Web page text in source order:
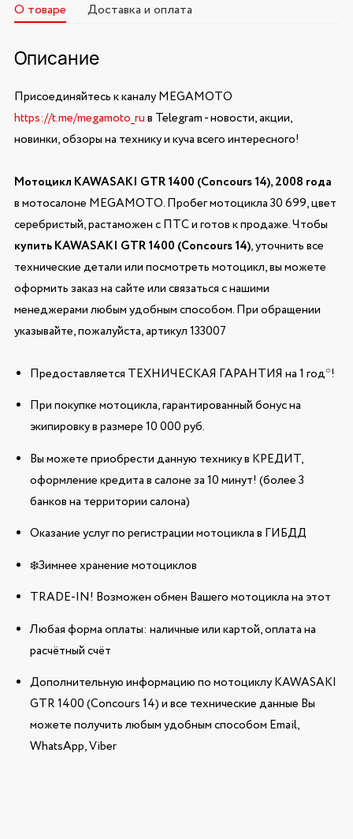
О товаре Доставка и оплата
Описание
Присоединяйтесь к каналу MEGAMOTO
https://t.me/megamoto_ruв Telegram - новости, акции,
новинки, обзоры на технику и куча всего интересного!
Мотоцикл KAWASAKI GTR 1400 (Concours 14), 2008 года
в мотосалоне MEGAMOTO. Пробег мотоцикла 30 699, цвет
серебристый, растаможен с ПТС и готов к продаже. Чтобы
купить KAWASAKI GTR 1400 (Concours 14), уточнить все
технические детали или посмотреть мотоцикл, вы можете
оформить заказ на сайте или связаться с нашими
менеджерами любым удобным способом. При обращении
указывайте, пожалуйста, артикул 133007
Предоставляется ТЕХНИЧЕСКАЯ ГАРАНТИЯ на 1 год*!
При покупке мотоцикла, гарантированный бонус на
экипировку в размере 10 000 руб.
Вы можете приобрести данную технику в КРЕДИТ,
оформление кредита в салоне за 10 минут! (более 3
банков на территории салона)
Оказание услуг по регистрации мотоцикла в ГИБДД
❄️Зимнее хранение мотоциклов
TRADE-IN! Возможен обмен Вашего мотоцикла на этот
Любая форма оплаты: наличные или картой, оплата на
расчётный счёт
Дополнительную информацию по мотоциклу KAWASAKI
GTR 1400 (Concours 14) и все технические данные Вы
можете получить любым удобным способом Email,
WhatsApp, Viber